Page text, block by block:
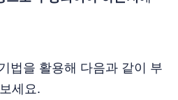
법을 활용해 다음과 같이 부
세요.